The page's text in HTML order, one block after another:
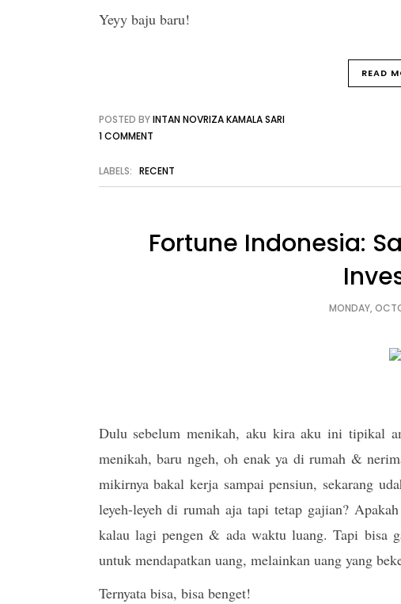
Yeyy baju baru!
READ
POSTED BYINTAN NOVRIZA KAMALA SARI
1 COMMENT
LABELS: RECENT
Fortune Indonesia:
MONDAY,
Dulu sebelum menikah, aku kira aku ini tipikal
menikah, baru ngeh, oh enak ya di rumah &
mikirnya bakal kerja sampai pensiun, sekarang
leyeh-leyeh di rumah aja tapi tetap gajian?
kalau lagi pengen & ada waktu luang. Tapi bisa
untuk mendapatkan uang, melainkan uang yang
Ternyata bisa, bisa benget!